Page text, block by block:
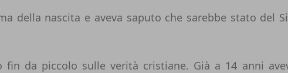
della nascita e aveva saputo che sarebbe stato del
da piccolo sulle verità cristiane. Già a 14 anni